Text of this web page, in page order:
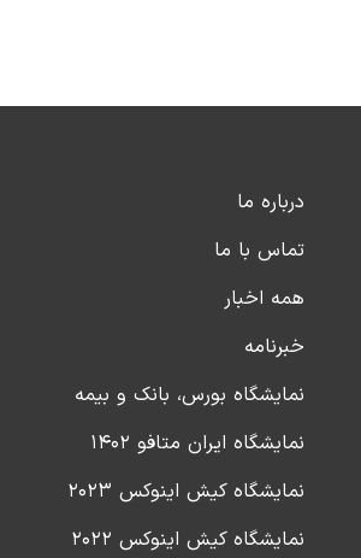
درباره ما
تماس با ما
همه اخبار
خبرنامه
نمایشگاه بورس، بانک و بیمه
نمایشگاه ایران متافو ۱۴۰۲
نمایشگاه کیش اینوکس ۲۰۲۳
نمایشگاه کیش اینوکس ۲۰۲۲